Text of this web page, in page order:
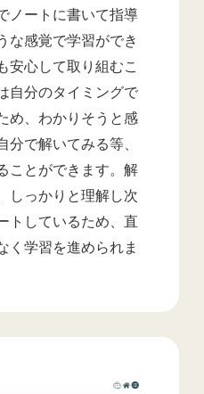
ノートに書いて指導
な感覚で学習ができ
安心して取り組むこ
自分のタイミングで
め、わかりそうと感
分で解いてみる等、
ことができます。解
しっかりと理解し次
トしているため、直
く学習を進められま